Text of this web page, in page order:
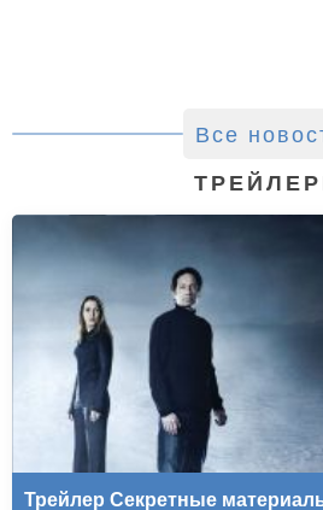
Все
Трейлер Секретные